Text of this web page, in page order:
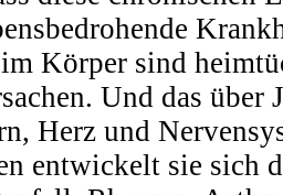
Körper sind
Und das über
Herz und
entwickelt sie sich